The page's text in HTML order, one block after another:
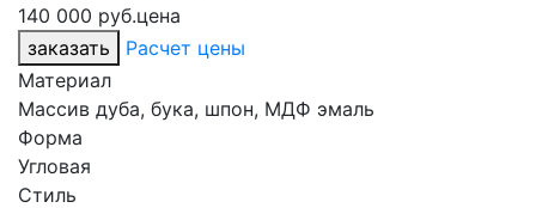
140 000 руб.цена
заказать
Расчет цены
Материал
Массив дуба, бука, шпон, МДФ эмаль
Форма
Угловая
Стиль